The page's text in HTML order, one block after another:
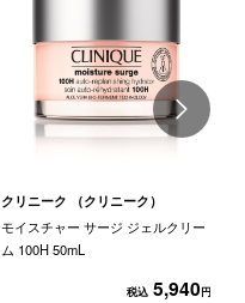
クリニーク （クリニーク）
モイスチャー サージ ジェルクリー
ム 100H 50mL
税込 5,940円